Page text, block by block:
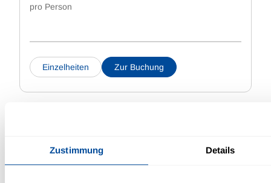
Zustimmung Details
pro Person
Einzelheiten Zur Buchung